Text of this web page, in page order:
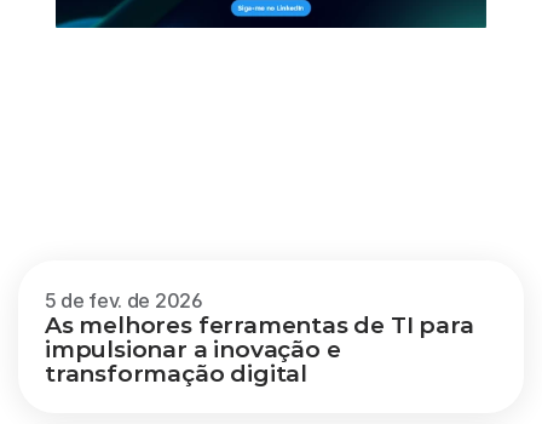
5 de fev. de 2026
As melhores ferramentas de TI para
impulsionar a inovação e
transformação digital